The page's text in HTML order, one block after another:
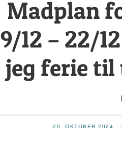
Madplan
9/12 – 22/
jeg ferie til
29. OKTOBER 2024 -